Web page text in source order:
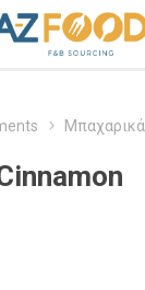
Μπαχαρικά